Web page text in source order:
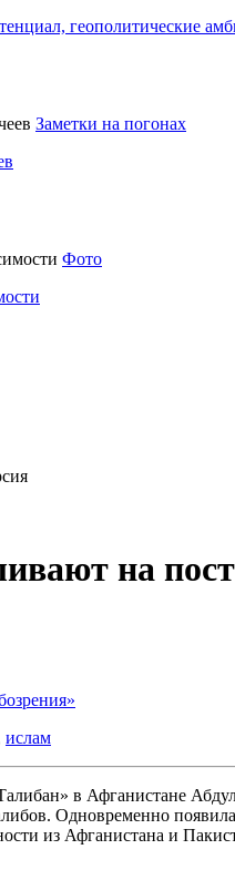
геополитические
Заметки на погонах
Фото
на
ислам
в Афганистане
Одновременно
из Афганистана и